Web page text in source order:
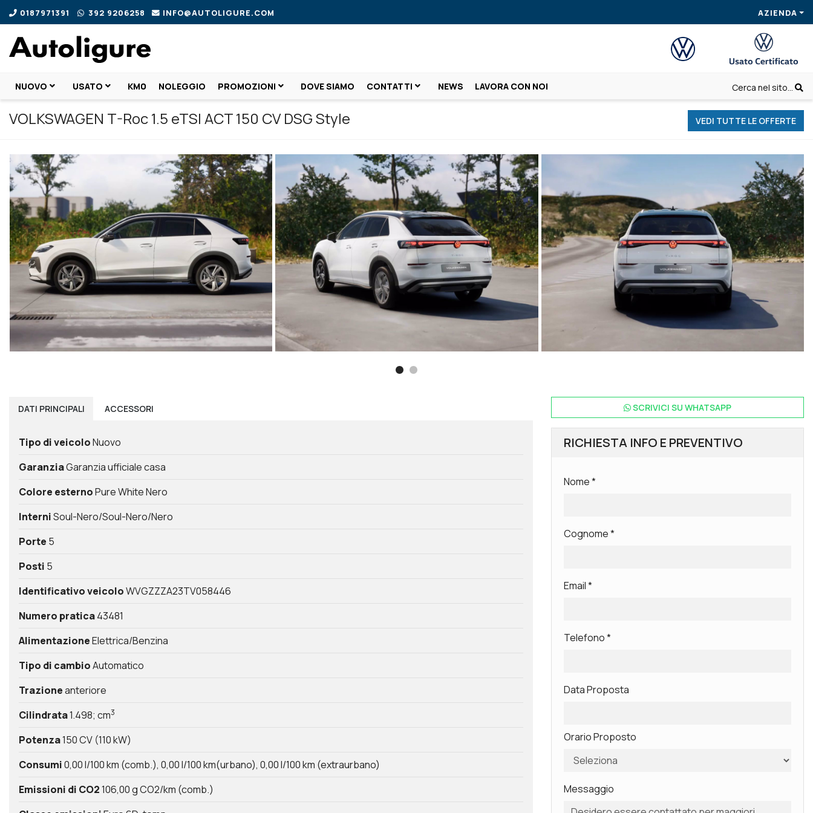
0187971391 392 9206258 INFO@AUTOLIGURE.COM AZIENDA
NUOVO USATO KM0 NOLEGGIO PROMOZIONI DOVE SIAMO CONTATTI NEWS LAVORA CON NOI Cerca nel sito...
VOLKSWAGEN T-Roc 1.5 eTSI ACT 150 CV DSG Style VEDI TUTTE LE OFFERTE
DATI PRINCIPALI ACCESSORI
Tipo di veicoloNuovo
GaranziaGaranzia ufficiale casa
Colore esternoPure White Nero
InterniSoul-Nero/Soul-Nero/Nero
Porte 5
Posti 5
Identificativo veicoloWVGZZZA23TV058446
Numero pratica43481
AlimentazioneElettrica/Benzina
Tipo di cambioAutomatico
Trazioneanteriore
Cilindrata1.498; cm3
Potenza150 CV (110 kW)
Consumi0,00 l/100 km (comb.) 0,00 l/100 km(urbano) 0,00 l/100 km (extraurbano)
Emissioni di CO2106,00 g CO2/km (comb.)
SCRIVICI SU WHATSAPP
RICHIESTA INFO E PREVENTIVO
Nome*
Cognome*
Email*
Telefono*
Data Proposta
Orario Proposto
Messaggio